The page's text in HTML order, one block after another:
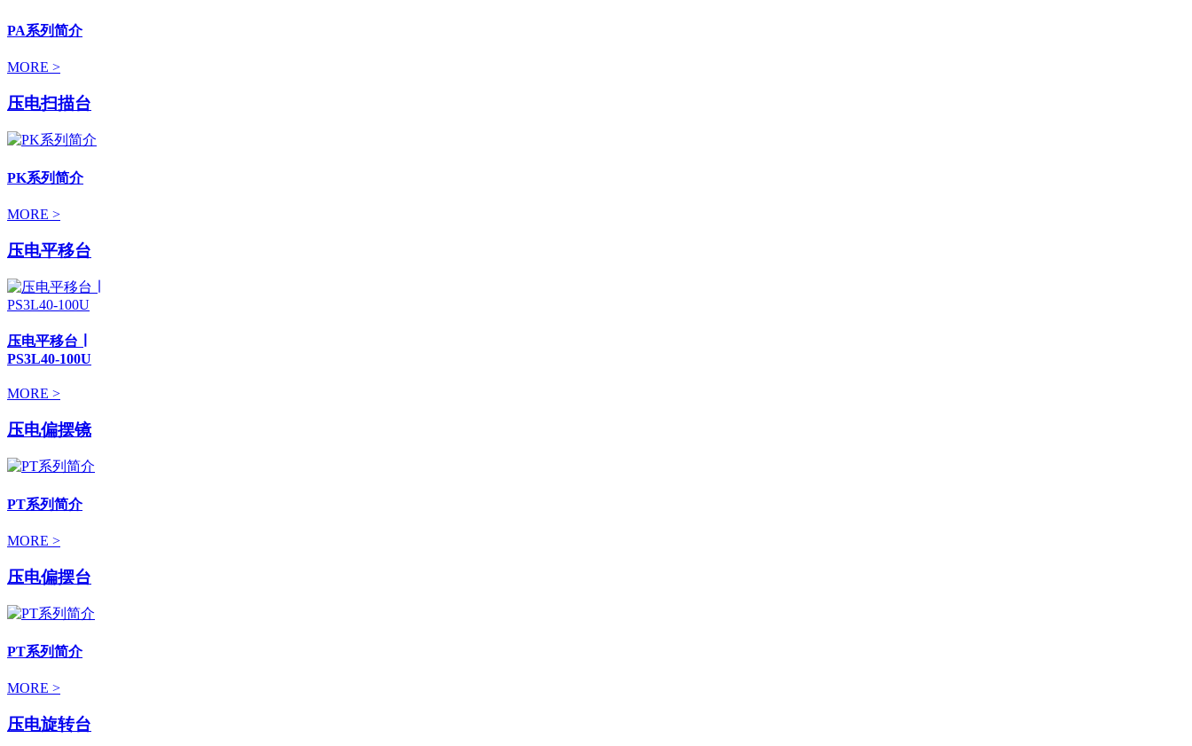
PA系列简介
MORE >
压电扫描台
PK系列简介
MORE >
压电平移台
压电平移台 ∣
PS3L40-100U
MORE >
压电偏摆镜
PT系列简介
MORE >
压电偏摆台
PT系列简介
MORE >
压电旋转台